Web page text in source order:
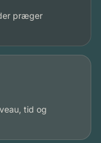
præger
tid og